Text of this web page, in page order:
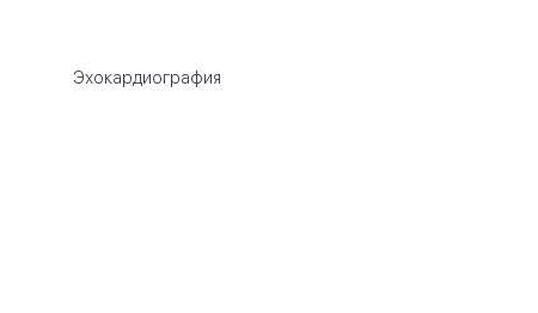
Эхокардиография